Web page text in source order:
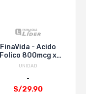
FinaVida - Acido
Folico 800mcg x
60tab
UNIDAD
S/29.90